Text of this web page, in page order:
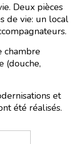
Deux pièces
de vie: un local
chambre
(douche,
et
été réalisés.